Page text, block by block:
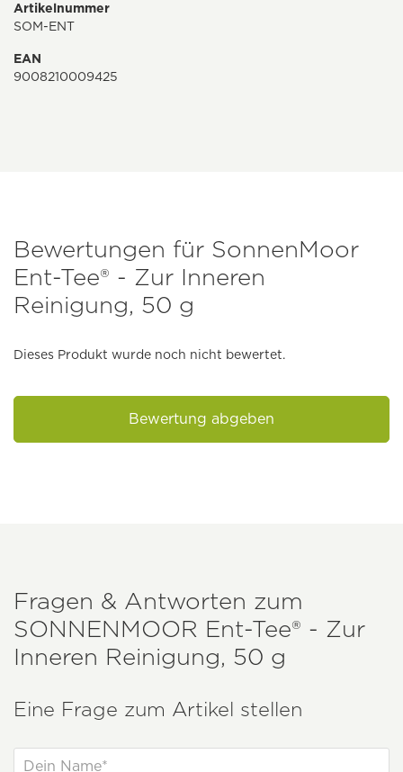
Artikelnummer
SOM-ENT
EAN
9008210009425
Bewertungen für SonnenMoor
Ent-Tee® - Zur Inneren
Reinigung, 50 g
Dieses Produkt wurde noch nicht bewertet.
Bewertung abgeben
Fragen & Antworten zum
SONNENMOOR Ent-Tee® - Zur
Inneren Reinigung, 50 g
Eine Frage zum Artikel stellen